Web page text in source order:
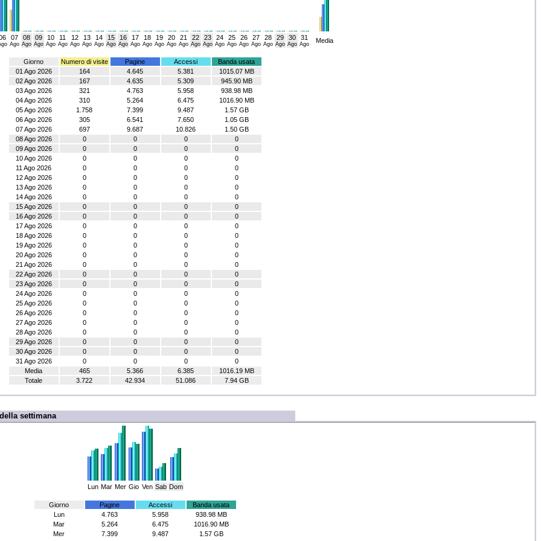
07
Ago
08
Ago
09
Ago
10
Ago
11
Ago
12
Ago
13
Ago
14
Ago
15
Ago
16
Ago
17
Ago
18
Ago
19
Ago
20
Ago
21
Ago
22
Ago
23
Ago
24
Ago
25
Ago
26
Ago
27
Ago
28
Ago
29
Ago
30
Ago
31
Ago Media
Giorno Numero di visite Pagine Accessi
Banda usata
01 Ago 2026
164 4.645 5.381
1015.07 MB
02 Ago 2026
167 4.635 5.309
945.90 MB
03 Ago 2026
321 4.763 5.958
938.98 MB
04 Ago 2026
310 5.264 6.475
1016.90 MB
05 Ago 2026
1.758 7.399 9.487
1.57 GB
06 Ago 2026
305 6.541 7.650
1.05 GB
07 Ago 2026
697 9.687 10.826
1.50 GB
08 Ago 2026
0 0 0
0
09 Ago 2026
0 0 0
0
10 Ago 2026
0 0 0
0
11 Ago 2026
0 0 0
0
12 Ago 2026
0 0 0
0
13 Ago 2026
0 0 0
0
14 Ago 2026
0 0 0
0
15 Ago 2026
0 0 0
0
16 Ago 2026
0 0 0
0
17 Ago 2026
0 0 0
0
18 Ago 2026
0 0 0
0
19 Ago 2026
0 0 0
0
20 Ago 2026
0 0 0
0
21 Ago 2026
0 0 0
0
22 Ago 2026
0 0 0
0
23 Ago 2026
0 0 0
0
24 Ago 2026
0 0 0
0
25 Ago 2026
0 0 0
0
26 Ago 2026
0 0 0
0
27 Ago 2026
0 0 0
0
28 Ago 2026
0 0 0
0
29 Ago 2026
0 0 0
0
30 Ago 2026
0 0 0
0
31 Ago 2026
0 0 0
0
Media
465 5.366 6.385
1016.19 MB
Totale
3.722 42.934 51.086 7.94 GB
settimana
Lun Mar Mer Gio Ven Sab Dom
Giorno Pagine Accessi
Banda usata
Lun
4.763 5.958
938.98 MB
Mar
5.264 6.475
1016.90 MB
Mer
7.399 9.487
1.57 GB